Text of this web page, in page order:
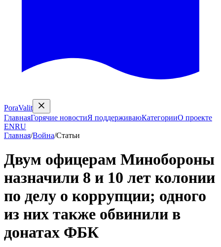
PoraValit
ГлавнаяГорячие новостиЯ поддерживаюКатегорииО проекте
ENRU
Главная/Война/Статьи
Двум офицерам Минобороны
назначили 8 и 10 лет колонии
по делу о коррупции; одного
из них также обвинили в
донатах ФБК